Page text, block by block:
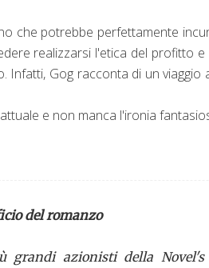
che potrebbe perfettamente
realizzarsi l'etica del profitto
Gog racconta di un viaggio
e non manca l'ironia
del romanzo
grandi azionisti della